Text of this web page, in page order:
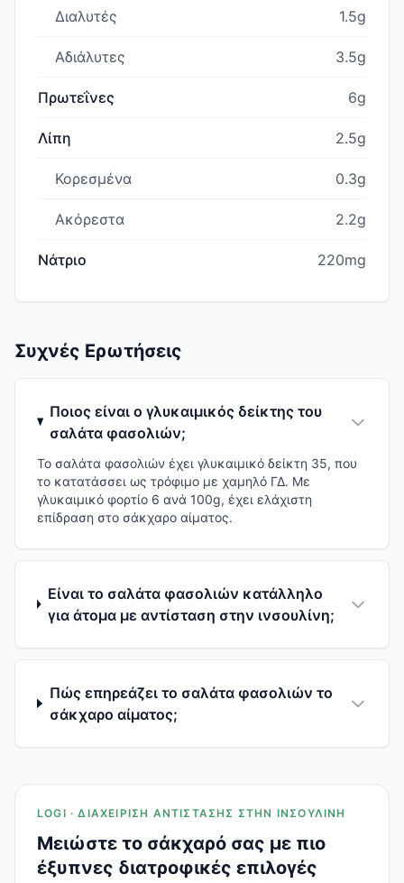
Διαλυτές 1.5g
Αδιάλυτες 3.5g
Πρωτεΐνες 6g
Λίπη 2.5g
Κορεσμένα 0.3g
Ακόρεστα 2.2g
Νάτριο 220mg
Συχνές Ερωτήσεις
Ποιος είναι ο γλυκαιμικός δείκτης του
σαλάτα φασολιών;
Το σαλάτα φασολιών έχει γλυκαιμικό δείκτη 35, που
το κατατάσσει ως τρόφιμο με χαμηλό ΓΔ. Με
γλυκαιμικό φορτίο 6 ανά 100g, έχει ελάχιστη
επίδραση στο σάκχαρο αίματος.
Είναι το σαλάτα φασολιών κατάλληλο
για άτομα με αντίσταση στην ινσουλίνη;
Πώς επηρεάζει το σαλάτα φασολιών το
σάκχαρο αίματος;
LOGI · ΔΙΑΧΕΊΡΙΣΗ ΑΝΤΊΣΤΑΣΗΣ ΣΤΗΝ ΙΝΣΟΥΛΊΝΗ
Μειώστε το σάκχαρό σας με πιο
έξυπνες διατροφικές επιλογές